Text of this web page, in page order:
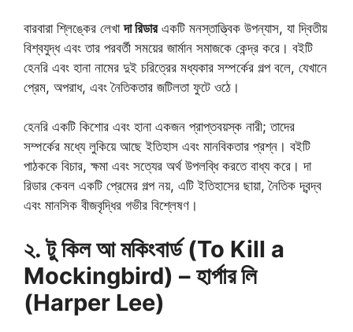
বারবারা শ্লিঙ্কের লেখাদা রিডারএকটি মনস্তাত্ত্বিক উপন্যাস, যা দ্বিতীয়
বিশ্বযুদ্ধ এবং তার পরবর্তী সময়ের জার্মান সমাজকে কেন্দ্র করে। বইটি
হেনরি এবং হানা নামের দুই চরিত্রের মধ্যকার সম্পর্কের গল্প বলে, যেখানে
প্রেম, অপরাধ, এবং নৈতিকতার জটিলতা ফুটে ওঠে।
হেনরি একটি কিশোর এবং হানা একজন প্রাপ্তবয়স্ক নারী; তাদের
সম্পর্কের মধ্যে লুকিয়ে আছে ইতিহাস এবং মানবিকতার প্রশ্ন। বইটি
পাঠককে বিচার, ক্ষমা এবং সত্যের অর্থ উপলব্ধি করতে বাধ্য করে। দা
রিডার কেবল একটি প্রেমের গল্প নয়, এটি ইতিহাসের ছায়া, নৈতিক দ্বন্দ্ব
এবং মানসিক বীজবৃদ্ধির গভীর বিশ্লেষণ।
২. টু কিল আ মকিংবার্ড (To Kill a
Mockingbird) – হার্পার লি
(Harper Lee)